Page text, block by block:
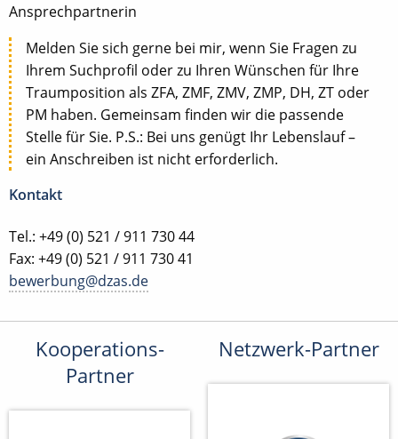
Ansprechpartnerin
Melden Sie sich gerne bei mir, wenn Sie Fragen zu
Ihrem Suchprofil oder zu Ihren Wünschen für Ihre
Traumposition als ZFA, ZMF, ZMV, ZMP, DH, ZT oder
PM haben. Gemeinsam finden wir die passende
Stelle für Sie. P.S.: Bei uns genügt Ihr Lebenslauf –
ein Anschreiben ist nicht erforderlich.
Kontakt
Tel.: +49 (0) 521 / 911 730 44
Fax: +49 (0) 521 / 911 730 41
bewerbung@dzas.de
Kooperations-
Partner
Netzwerk-Partner